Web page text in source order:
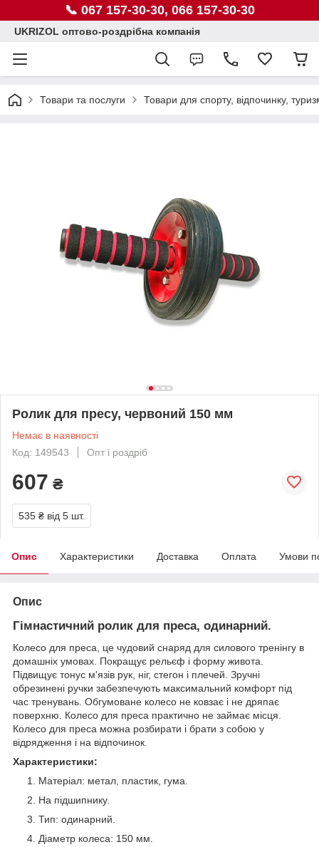
📞 067 157-30-30, 066 157-30-30
UKRIZOL оптово-роздрібна компанія
Товари та послуги Товари для спорту, відпочинку,
Ролик для пресу, червоний 150 мм
Немає в наявності
Код: 149543
Опт і роздріб
607 ₴
535 ₴ від 5 шт.
Опис Характеристики Доставка Оплата Умови
Опис
Гімнастичний ролик для преса, одинарний.
Колесо для преса, це чудовий снаряд для силового тренінгу в
домашніх умовах. Покращує рельєф і форму живота.
Підвищує тонус м'язів рук, ніг, стегон і плечей. Зручні
обрезинені ручки забезпечують максимальний комфорт під
час тренувань. Обгумоване колесо не ковзає і не дряпає
поверхню. Колесо для преса практично не займає місця.
Колесо для преса можна розбирати і брати з собою у
відрядження і на відпочинок.
Характеристики:
Матеріал: метал, пластик, гума.
На підшипнику.
Тип: одинарний.
Діаметр колеса: 150 мм.